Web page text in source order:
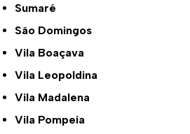
Sumaré
São Domingos
Vila Boaçava
Vila Leopoldina
Vila Madalena
Vila Pompeia